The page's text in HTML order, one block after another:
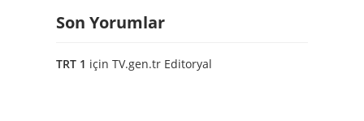
Son Yorumlar
TRT 1 için TV.gen.tr Editoryal